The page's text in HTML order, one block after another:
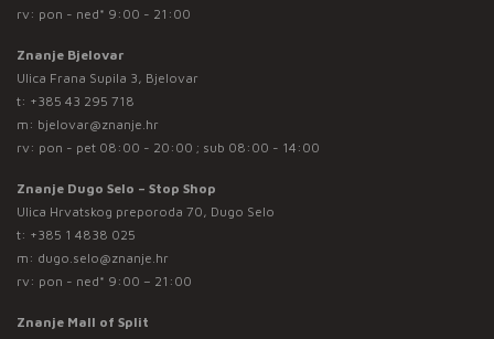
rv: pon - ned* 9:00 - 21:00
Znanje Bjelovar
Ulica Frana Supila 3, Bjelovar
t: +385 43 295 718
m: bjelovar@znanje.hr
rv: pon - pet 08:00 - 20:00 ; sub 08:00 - 14:00
Znanje Dugo Selo – Stop Shop
Ulica Hrvatskog preporoda 70, Dugo Selo
t: +385 1 4838 025
m: dugo.selo@znanje.hr
rv: pon - ned* 9:00 – 21:00
Znanje Mall of Split